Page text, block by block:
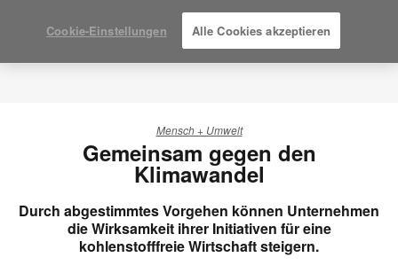
Español
Mensch + Umwelt
Gemeinsam gegen den
Klimawandel
Durch abgestimmtes Vorgehen können Unternehmen
die Wirksamkeit ihrer Initiativen für eine
kohlenstofffreie Wirtschaft steigern.
Cookie-Einstellungen Alle Cookies akzeptieren